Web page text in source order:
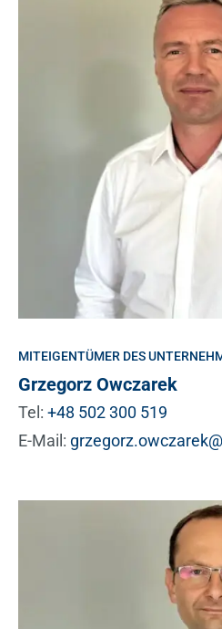
MITEIGENTÜMER DES
Grzegorz Owczarek
Tel: +48 502 300 519
E-Mail: